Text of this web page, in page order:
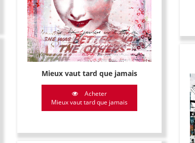
Mieux vaut tard que jamais
Acheter
Mieux vaut tard que jamais